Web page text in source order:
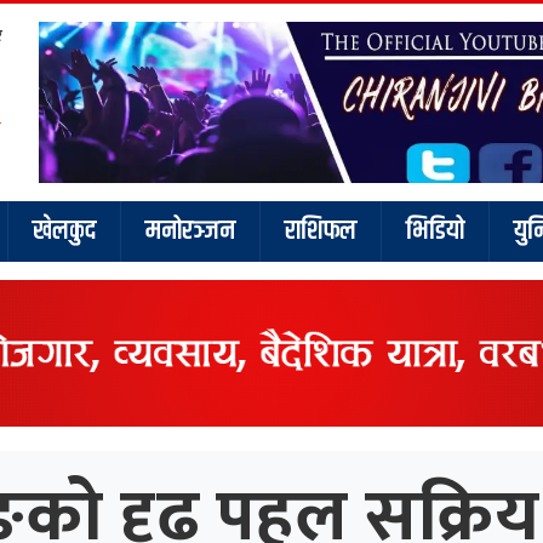
खेलकुद मनोरञ्जन राशिफल भिडियो
दृढ पहल